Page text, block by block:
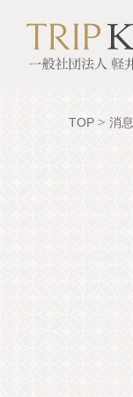
TOP 消息